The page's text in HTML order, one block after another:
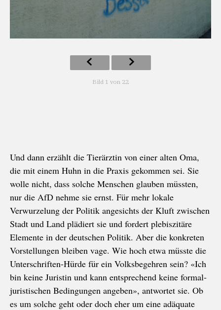
Bild 1 von 22
Und dann erzählt die Tierärztin von einer alten Oma,
die mit einem Huhn in die Praxis gekommen sei. Sie
wolle nicht, dass solche Menschen glauben müssten,
nur die AfD nehme sie ernst. Für mehr lokale
Verwurzelung der Politik angesichts der Kluft zwischen
Stadt und Land plädiert sie und fordert plebiszitäre
Elemente in der deutschen Politik. Aber die konkreten
Vorstellungen bleiben vage. Wie hoch etwa müsste die
Unterschriften-Hürde für ein Volksbegehren sein? «Ich
bin keine Juristin und kann entsprechend keine formal-
juristischen Bedingungen angeben», antwortet sie. Ob
es um solche geht oder doch eher um eine adäquate